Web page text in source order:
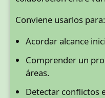
Conviene usarlos para:
Acordar alcance
Comprender un
áreas.
Detectar conflictos